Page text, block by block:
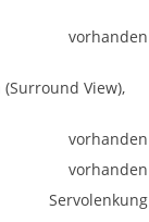
vorhanden
View),
vorhanden
vorhanden
Servolenkung